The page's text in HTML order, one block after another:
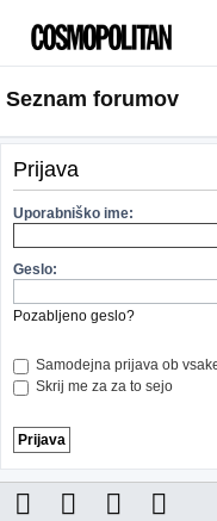
Seznam forumov
Prijava
Uporabniško ime:
Geslo:
Pozabljeno geslo?
Samodejna prijava ob
Skrij me za za to sejo